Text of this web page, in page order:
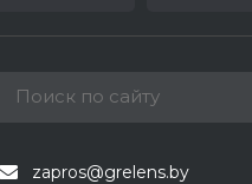
zapros@grelens.by